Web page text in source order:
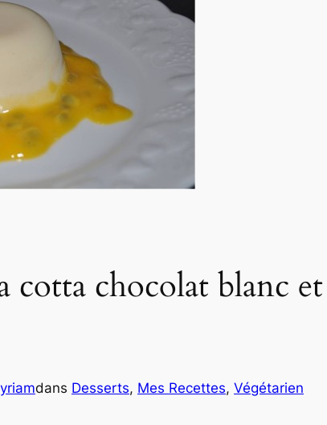
cotta chocolat blanc
dans Desserts, Mes Recettes, Végétarien